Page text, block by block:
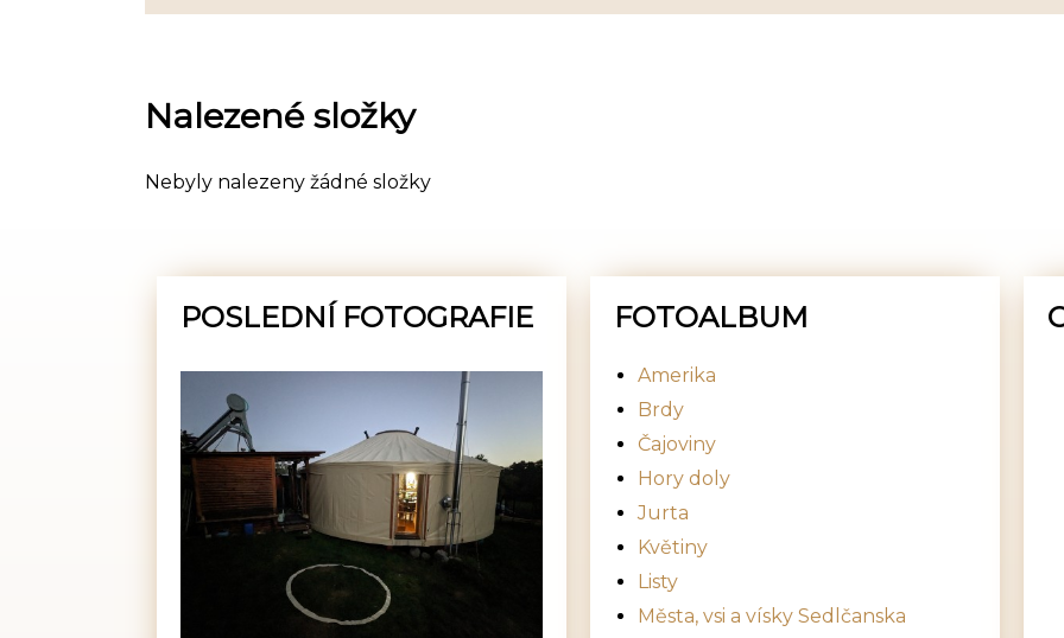
Nalezené složky
Nebyly nalezeny žádné složky
POSLEDNÍ FOTOGRAFIE FOTOALBUM
Amerika
Brdy
Čajoviny
Hory doly
Jurta
Květiny
Listy
Města, vsi a vísky Sedlčanska